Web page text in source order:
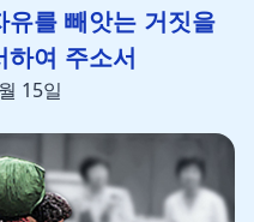
를 빼앗는 거짓을
하여 주소서
15일